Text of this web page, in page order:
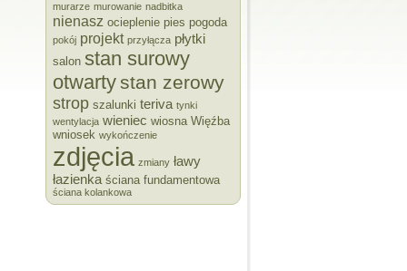
murarze murowanie nadbitka
nienasz ocieplenie pies pogoda
pokój projekt przyłącza płytki
salon stan surowy
otwartystan zerowy
strop szalunki teriva tynki
wentylacja wieniec wiosna Więźba
wniosek wykończenie
zdjęcia zmiany ławy
łazienka ściana fundamentowa
ściana kolankowa